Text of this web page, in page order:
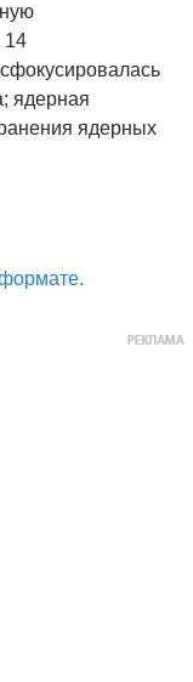
14
ядерная
ядерных